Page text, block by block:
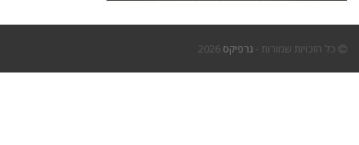
כל הזכויות שמורות - גרפיקס